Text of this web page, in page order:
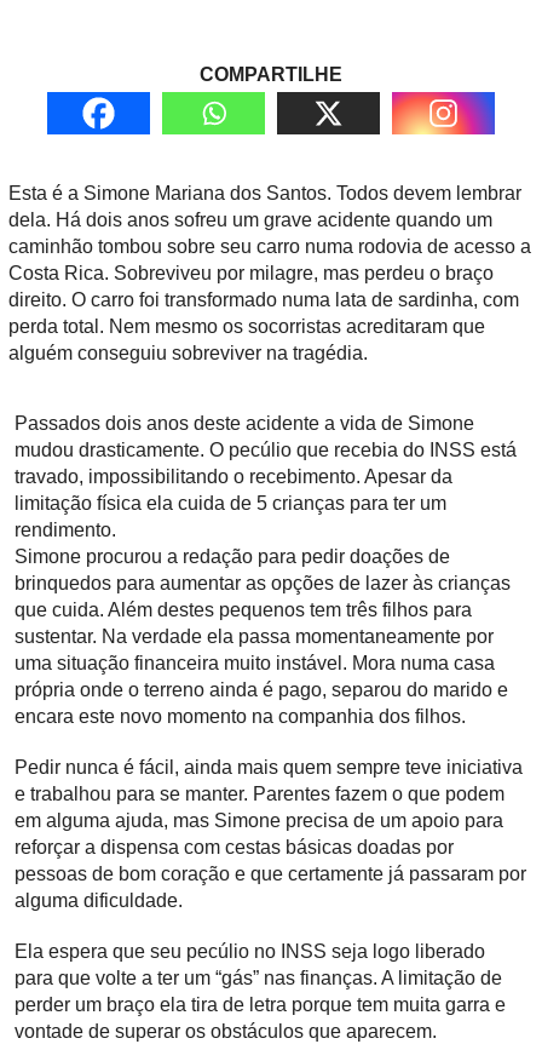
COMPARTILHE
Esta é a Simone Mariana dos Santos. Todos devem lembrar
dela. Há dois anos sofreu um grave acidente quando um
caminhão tombou sobre seu carro numa rodovia de acesso a
Costa Rica. Sobreviveu por milagre, mas perdeu o braço
direito. O carro foi transformado numa lata de sardinha, com
perda total. Nem mesmo os socorristas acreditaram que
alguém conseguiu sobreviver na tragédia.
Passados dois anos deste acidente a vida de Simone
mudou drasticamente. O pecúlio que recebia do INSS está
travado, impossibilitando o recebimento. Apesar da
limitação física ela cuida de 5 crianças para ter um
rendimento.
Simone procurou a redação para pedir doações de
brinquedos para aumentar as opções de lazer às crianças
que cuida. Além destes pequenos tem três filhos para
sustentar. Na verdade ela passa momentaneamente por
uma situação financeira muito instável. Mora numa casa
própria onde o terreno ainda é pago, separou do marido e
encara este novo momento na companhia dos filhos.
Pedir nunca é fácil, ainda mais quem sempre teve iniciativa
e trabalhou para se manter. Parentes fazem o que podem
em alguma ajuda, mas Simone precisa de um apoio para
reforçar a dispensa com cestas básicas doadas por
pessoas de bom coração e que certamente já passaram por
alguma dificuldade.
Ela espera que seu pecúlio no INSS seja logo liberado
para que volte a ter um “gás” nas finanças. A limitação de
perder um braço ela tira de letra porque tem muita garra e
vontade de superar os obstáculos que aparecem.